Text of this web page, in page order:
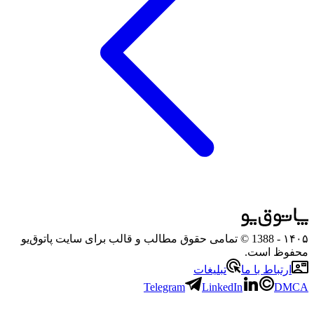
۱۴۰۵
- 1388 © تمامی حقوق مطالب و قالب برای سایت پاتوق‌یو
محفوظ است.
ارتباط با ما
تبلیغات
Telegram
LinkedIn DMCA